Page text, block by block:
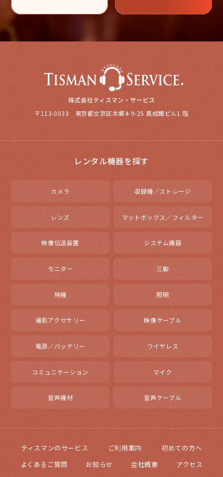
〒113-0033 東京都文京区本郷4-9-25 真成館ビル1 階
レンタル機器を探す
カメラ 収録機／ストレージ
レンズ マットボックス／フィルター
映像伝送装置 システム機器
モニター 三脚
特機 照明
撮影アクセサリー 映像ケーブル
電源／バッテリー ワイヤレス
コミュニケーション マイク
音声機材 音声ケーブル
ティスマンのサービス ご利用案内
初めての方へ
よくあるご質問
お知らせ 会社概要 アクセス